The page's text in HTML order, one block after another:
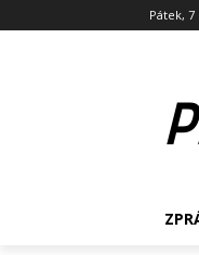
Pátek, 7